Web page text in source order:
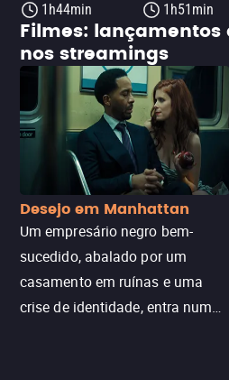
1h44min
1h51min
Filmes: lançamentos
nos streamings
Desejo em Manhattan
Um empresário negro bem-
sucedido, abalado por um
casamento em ruínas e uma
crise de identidade, entra num